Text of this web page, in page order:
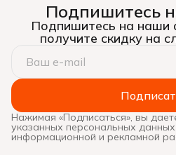
Подпишитесь
Подпишитесь на наши
получите скидку на
Нажимая «Подписаться», вы
указанных персональных
информационной и рекламной